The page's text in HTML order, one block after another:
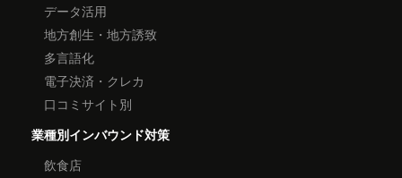
データ活用
地方創生・地方誘致
多言語化
電子決済・クレカ
口コミサイト別
業種別インバウンド対策
飲食店